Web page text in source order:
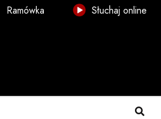
Ramówka Słuchaj online